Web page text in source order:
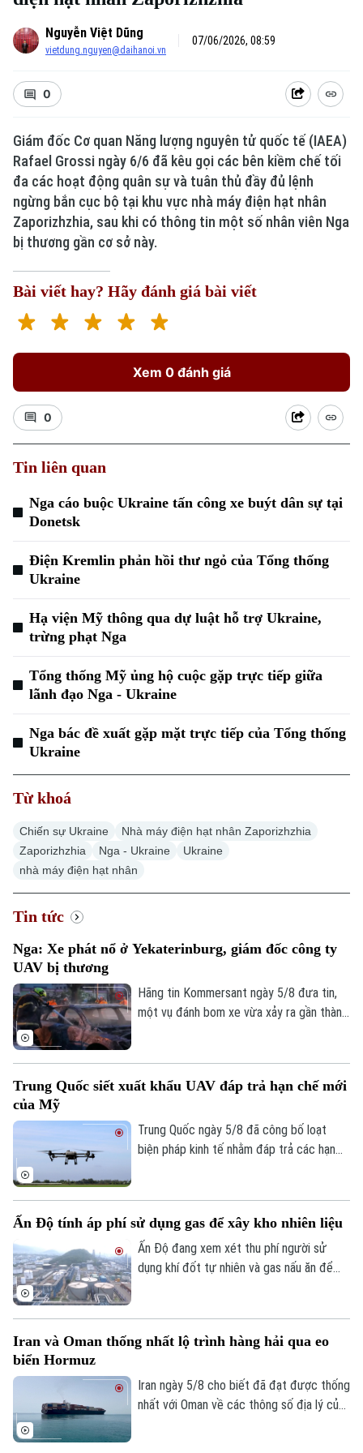
Xu hướng
Chuyên mục
Hà Nội
Chính trị
Xã hội
An ninh trật tự
Hà Nội
Nhịp sống Hà Nội
Người Hà Nội
Khoảnh khắc Hà Nội
Ẩm thực
Thế giới
Tin tức
Hồ sơ
Người Việt 4 phương
Kinh tế
Tin tức
Tài chính Ngân hàng
Doanh nghiệp
Nhà đất
Đầu tư
Căn hộ
Đất đai
Kinh nghiệm
Tàu và Xe
Ô tô
Tàu
Xe máy
Thị trường
Giáo dục
Tin tức
Hướng nghiệp
Văn hóa
Tin tức
Làng nghề
Di tích
Sức khỏe
Dinh dưỡng
Tư vấn sức khỏe
Thể thao
Bóng đá
Golf
Giải trí
Tin tức
Sao
Điện ảnh
Âm nhạc
Đã phát sóng
Nguyễn Việt Dũng
vietdung.nguyen@daihanoi.vn
07/06/2026, 08:59
0
Giám đốc Cơ quan Năng lượng nguyên tử quốc tế (IAEA)
Rafael Grossi ngày 6/6 đã kêu gọi các bên kiềm chế tối
đa các hoạt động quân sự và tuân thủ đầy đủ lệnh
ngừng bắn cục bộ tại khu vực nhà máy điện hạt nhân
Zaporizhzhia, sau khi có thông tin một số nhân viên Nga
bị thương gần cơ sở này.
Bài viết hay? Hãy đánh giá bài viết
Xem 0 đánh giá
0
Tin liên quan
Nga cáo buộc Ukraine tấn công xe buýt dân sự tại
Donetsk
Điện Kremlin phản hồi thư ngỏ của Tổng thống
Ukraine
Hạ viện Mỹ thông qua dự luật hỗ trợ Ukraine,
trừng phạt Nga
Tổng thống Mỹ ủng hộ cuộc gặp trực tiếp giữa
lãnh đạo Nga - Ukraine
Nga bác đề xuất gặp mặt trực tiếp của Tổng thống
Ukraine
Từ khoá
Chiến sự Ukraine
Nhà máy điện hạt nhân Zaporizhzhia
Zaporizhzhia
Nga - Ukraine
Ukraine
nhà máy điện hạt nhân
Tin tức
Nga: Xe phát nổ ở Yekaterinburg, giám đốc công ty
UAV bị thương
Hãng tin Kommersant ngày 5/8 đưa tin,
một vụ đánh bom xe vừa xảy ra gần thành
tài xế thiệt mạng. Đây là vụ tấn công thứ
Nga chỉ trong vòng một tuần qua.
Trung Quốc siết xuất khẩu UAV đáp trả hạn chế mới
của Mỹ
Trung Quốc ngày 5/8 đã công bố loạt
biện pháp kinh tế nhằm đáp trả các hạn
sách trả đũa.
Ấn Độ tính áp phí sử dụng gas để xây kho nhiên liệu
Ấn Độ đang xem xét thu phí người sử
dụng khí đốt tự nhiên và gas nấu ăn để
Iran và Oman thống nhất lộ trình hàng hải qua eo
biển Hormuz
Iran ngày 5/8 cho biết đã đạt được thống
nhất với Oman về các thông số địa lý của